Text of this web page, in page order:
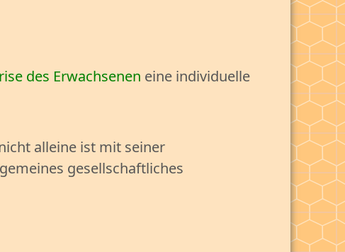
des Erwachsenen eine individuelle
alleine ist mit seiner
gesellschaftliches